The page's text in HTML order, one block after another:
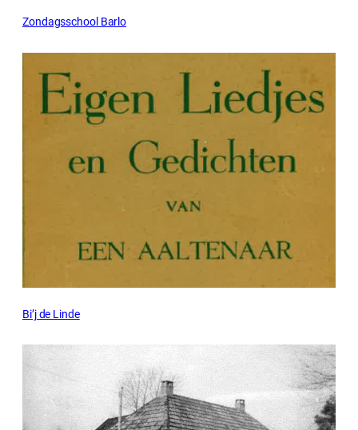
Zondagsschool Barlo
Bi’j de Linde